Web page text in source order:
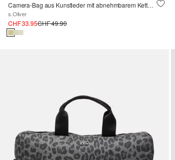
Camera-Bag aus Kunstleder mit abnehmbarem Ketten-Schultergurt
s.Oliver
CHF 33.95CHF 49.90